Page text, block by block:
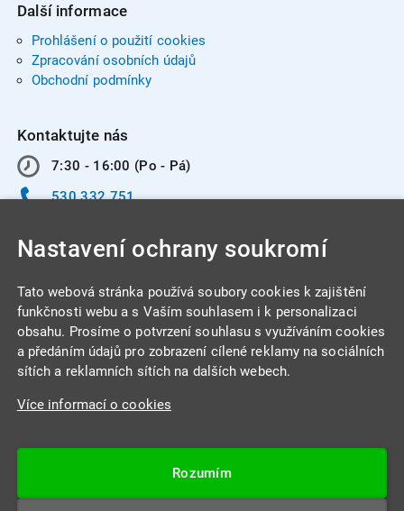
Další informace
Prohlášení o použití cookies
Zpracování osobních údajů
Obchodní podmínky
Kontaktujte nás
7:30 - 16:00 (Po - Pá)
530 332 751
INTEGRA CENTRUM s.r.o.
Jabloňová 662/7
Datová schránka: 4beca6d
Nastavení ochrany soukromí
Tato webová stránka používá soubory cookies k zajištění
funkčnosti webu a s Vaším souhlasem i k personalizaci
obsahu. Prosíme o potvrzení souhlasu s využíváním cookies
a předáním údajů pro zobrazení cílené reklamy na sociálních
sítích a reklamních sítích na dalších webech.
Více informací o cookies
Rozumím